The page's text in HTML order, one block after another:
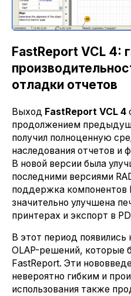
FastReport VCL 4:
отладки отчетов
Выход FastReport VCL 4
продолжением
получил полноценную
наследования отчетов и
В новой версии была
последними версиями
поддержка компонентов
значительно улучшена
принтерах и экспорт в
В этот период
OLAP-решений, которые
FastReport. Эти
невероятно гибким и
использования также